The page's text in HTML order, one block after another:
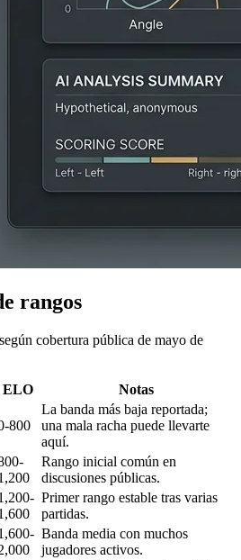
rangos
cobertura pública de mayo de
ELO Notas
800
La banda más baja reportada;
una mala racha puede llevarte
aquí.
Rango inicial común en
discusiones públicas.
Primer rango estable tras varias
partidas.
Banda media con muchos
jugadores activos.